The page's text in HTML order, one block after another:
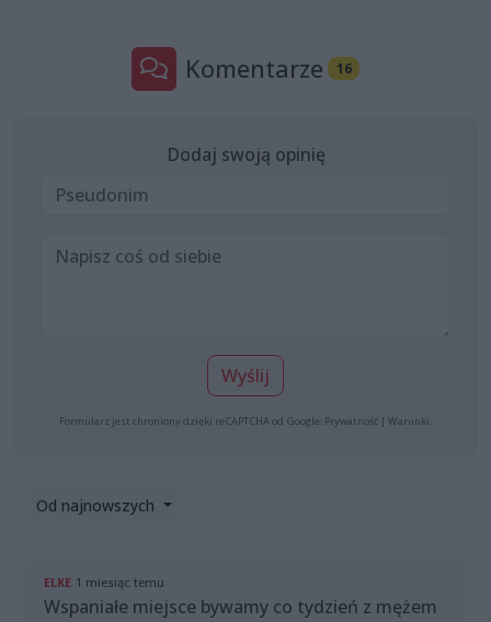
Komentarze 16
Dodaj swoją opinię
Wyślij
Formularz jest chroniony dzięki reCAPTCHA od Google: Prywatność | Warunki
Od najnowszych
ELKE 1 miesiąc temu
Wspaniałe miejsce bywamy co tydzień z mężem